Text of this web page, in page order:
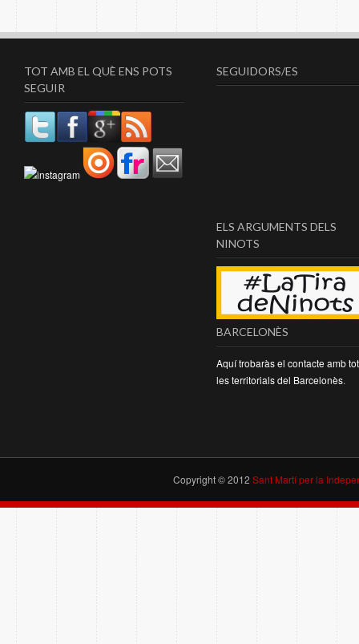
TOT AMB EL QUÈ ENS POTS
SEGUIR
SEGUIDORS/ES
ELS ARGUMENTS DELS
NINOTS
BARCELONÈS
Aquí trobaràs el contacte amb
les territorials del Barcelonès.
Copyright © 2012 Sant Martí per la